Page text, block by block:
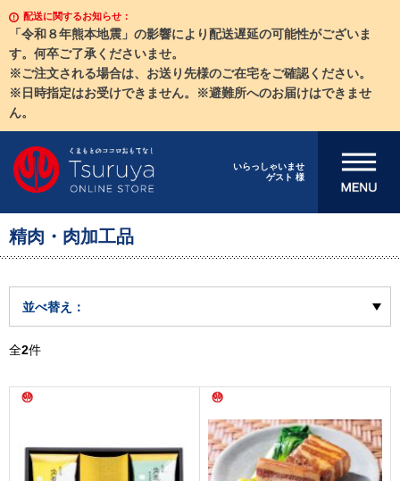
配送に関するお知らせ：
「令和８年熊本地震」の影響により配送遅延の可能性がございま
す。何卒ご了承くださいませ。
※ご注文される場合は、お送り先様のご在宅をご確認ください。
※日時指定はお受けできません。※避難所へのお届けはできませ
ん。
いらっしゃいませ
ゲスト 様
メニューを開
精肉・肉加工品
並べ替え：
全2件